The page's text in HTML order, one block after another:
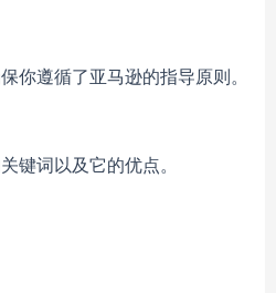
你遵循了亚马逊的指导原则。
键词以及它的优点。